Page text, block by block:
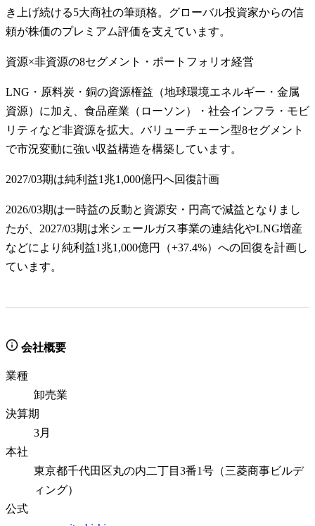
き上げ続ける5大商社の筆頭格。グローバル投資家からの信
頼が株価のプレミアム評価を支えています。
資源×非資源の8セグメント・ポートフォリオ経営
LNG・原料炭・銅の資源権益（地球環境エネルギー・金属
資源）に加え、食品産業（ローソン）・社会インフラ・モビ
リティなど非資源を拡大。バリューチェーン型8セグメント
で市況変動に強い収益構造を構築しています。
2027/03期は純利益1兆1,000億円へ回復計画
2026/03期は一時益の反動と資源安・円高で減益となりまし
たが、2027/03期は米シェールガス事業の連結化やLNG増産
などにより純利益1兆1,000億円（+37.4%）への回復を計画し
ています。
会社概要
業種
卸売業
決算期
3月
本社
東京都千代田区丸の内二丁目3番1号（三菱商事ビルデ
ィング）
公式